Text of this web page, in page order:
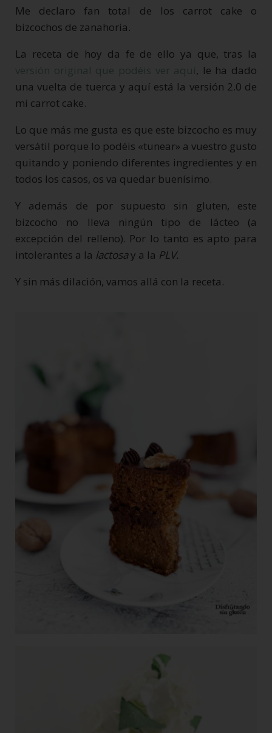
Me declaro fan total de los carrot cake o
bizcochos de zanahoria.
La receta de hoy da fe de ello ya que, tras la
versión original que podéis ver aquí, le ha dado
una vuelta de tuerca y aquí está la versión 2.0 de
mi carrot cake.
Lo que más me gusta es que este bizcocho es muy
versátil porque lo podéis «tunear» a vuestro gusto
quitando y poniendo diferentes ingredientes y en
todos los casos, os va quedar buenísimo.
Y además de por supuesto sin gluten, este
bizcocho no lleva ningún tipo de lácteo (a
excepción del relleno). Por lo tanto es apto para
intolerantes a la lactosay a la PLV.
Y sin más dilación, vamos allá con la receta.